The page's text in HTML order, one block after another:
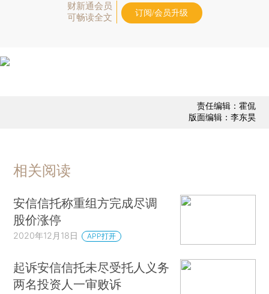
财新通会员
可畅读全文
订阅/会员升级
责任编辑：霍侃
版面编辑：李东昊
相关阅读
安信信托称重组方完成尽调
股价涨停
2020年12月18日 APP打开
起诉安信信托未尽受托人义务
两名投资人一审败诉